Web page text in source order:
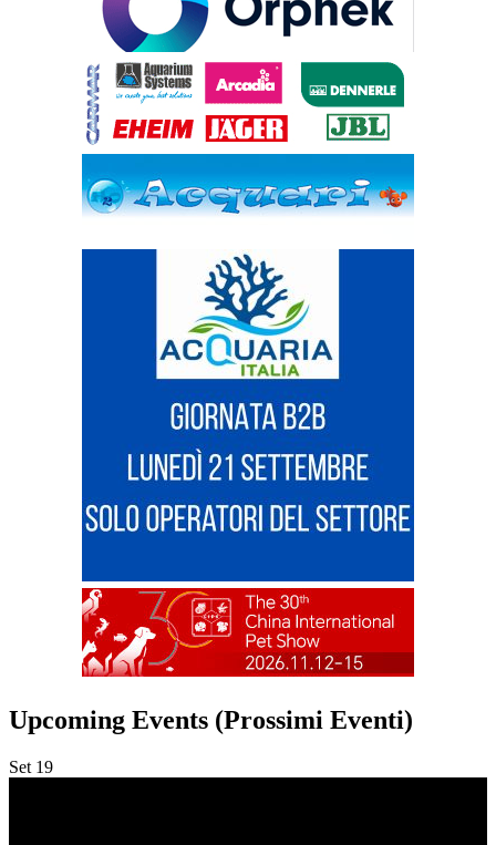
Upcoming Events (Prossimi Eventi)
Set 19